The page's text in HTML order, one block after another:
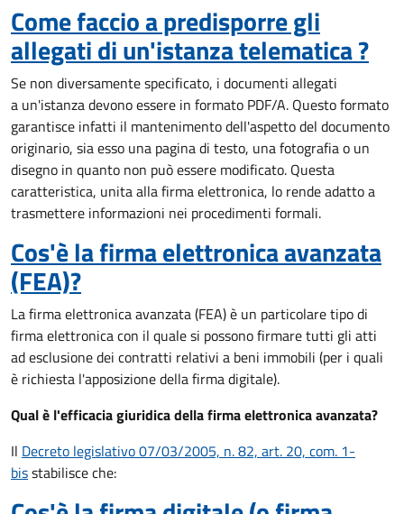
Come faccio a predisporre gli
allegati di un'istanza telematica ?
Se non diversamente specificato, i documenti allegati
a un'istanza devono essere in formato PDF/A. Questo formato
garantisce infatti il mantenimento dell'aspetto del documento
originario, sia esso una pagina di testo, una fotografia o un
disegno in quanto non può essere modificato. Questa
caratteristica, unita alla firma elettronica, lo rende adatto a
trasmettere informazioni nei procedimenti formali.
Cos'è la firma elettronica avanzata
(FEA)?
La firma elettronica avanzata (FEA) è un particolare tipo di
firma elettronica con il quale si possono firmare tutti gli atti
ad esclusione dei contratti relativi a beni immobili (per i quali
è richiesta l'apposizione della firma digitale).
Qual è l'efficacia giuridica della firma elettronica avanzata?
Il Decreto legislativo 07/03/2005, n. 82, art. 20, com. 1-
bisstabilisce che: